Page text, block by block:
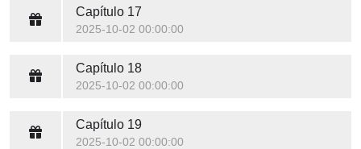
Capítulo 17
2025-10-02 00:00:00
Capítulo 18
2025-10-02 00:00:00
Capítulo 19
2025-10-02 00:00:00